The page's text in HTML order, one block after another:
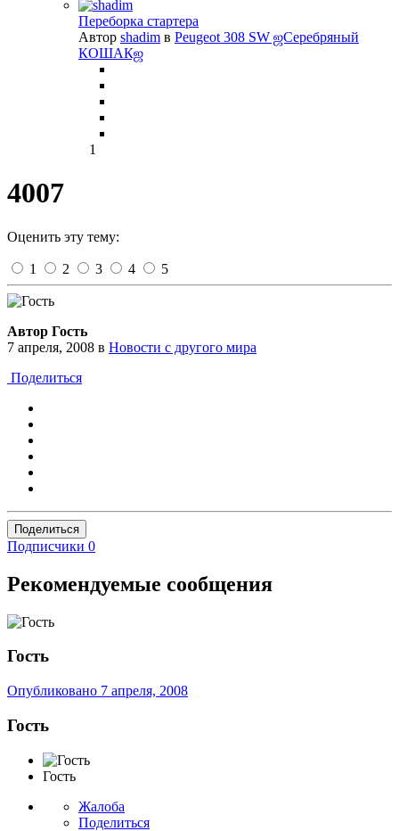
Переборка стартера
Автор shadim в Peugeot 308 SW ஜСеребряный
КОШАКஜ
1
4007
Оценить эту тему:
1 2 3 4 5
Автор Гость
7 апреля, 2008 в Новости с другого мира
Поделиться
Поделиться
Подписчики 0
Рекомендуемые сообщения
Гость
Опубликовано 7 апреля, 2008
Гость
Гость
Жалоба
Поделиться